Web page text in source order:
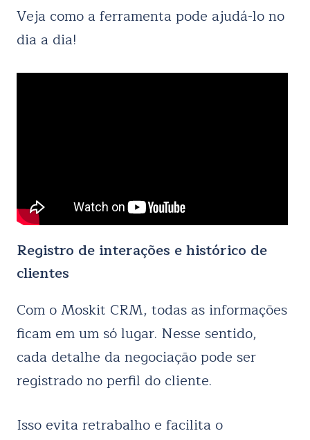
Veja como a ferramenta pode ajudá-lo no
dia a dia!
Registro de interações e histórico de
clientes
Com o Moskit CRM, todas as informações
ficam em um só lugar. Nesse sentido,
cada detalhe da negociação pode ser
registrado no perfil do cliente.
Isso evita retrabalho e facilita o